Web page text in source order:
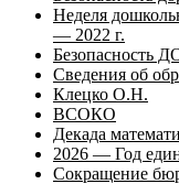
Неделя
— 2022 г.
Безопасность
Сведения об
Клецко О.Н.
ВСОКО
Декада
2026 — Год
Сокращение